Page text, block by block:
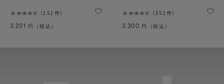
151件
3,201 円（税込）
352件
3,300 円（税込）